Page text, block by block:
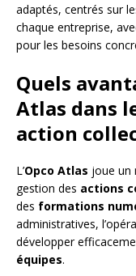
adaptés, centrés sur
chaque entreprise,
pour les besoins
Quels
Atlas dans
action
L’Opco Atlas joue un
gestion des actions
des formations
administratives,
développer
équipes.